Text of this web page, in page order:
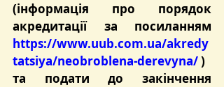
(інформація про порядок
https://www.uub.com.ua/akredy
tatsiya/neobroblena-derevyna/ )
та подати до закінчення